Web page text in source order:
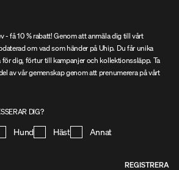
- få 10 % rabatt! Genom att anmäla dig till vårt
om vad som händer på Uhip. Du får unika
dig, förtur till kampanjer och kollektionssläpp. Ta
av vår gemenskap genom att prenumerera på vårt
DIG?
Hund Häst Annat
REGISTRERA